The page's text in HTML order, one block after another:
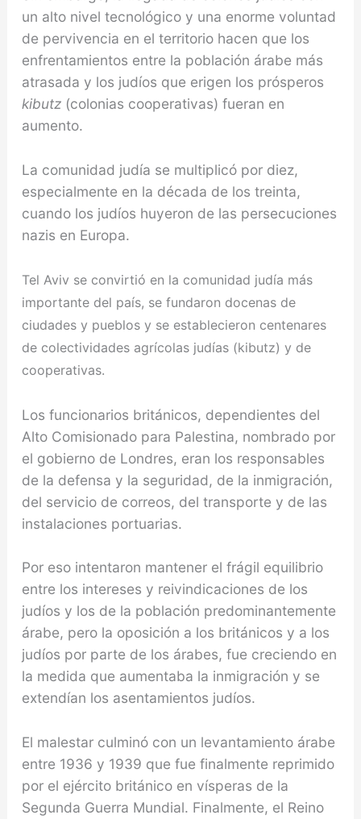
un alto nivel tecnoló­gico y una enorme voluntad
de pervivencia en el territorio hacen que los
enfrentamientos entre la población árabe más
atrasa­da y los judíos que erigen los prósperos
kibutz (colo­nias cooperativas) fueran en
aumento.
La comunidad judía se multiplicó por diez,
especialmente en la dé­cada de los treinta,
cuando los judíos huyeron de las persecuciones
nazis en Europa.
Tel Aviv se convirtió en la comunidad judía más
importante del país, se fundaron docenas de
ciudades y pueblos y se estable­cieron centenares
de colectividades agrícolas judías (kibutz) y de
cooperativas.
Los funcionarios británicos, dependientes del
Alto Comisionado para Palestina, nombrado por
el gobierno de Londres, eran los responsables
de la defensa y la seguridad, de la inmigración,
del servicio de correos, del transporte y de las
instalaciones portuarias.
Por eso intentaron mantener el frágil equilibrio
entre los intereses y reivindicaciones de los
judíos y los de la población predominantemente
árabe, pero la oposición a los británicos y a los
judíos por parte de los árabes, fue creciendo en
la medida que aumentaba la inmigración y se
extendían los asentamientos judíos.
El malestar culminó con un levantamiento árabe
entre 1936 y 1939 que fue finalmente reprimido
por el ejército británico en vísperas de la
Segunda Guerra Mundial. Finalmente, el Reino